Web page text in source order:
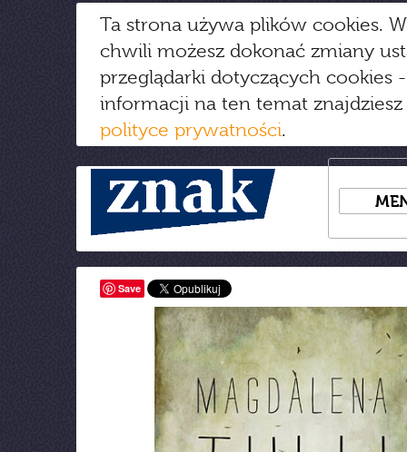
Ta strona używa plików cookies.
chwili możesz dokonać zmiany
przeglądarki dotyczących cookies
informacji na ten temat
polityce prywatności.
Save